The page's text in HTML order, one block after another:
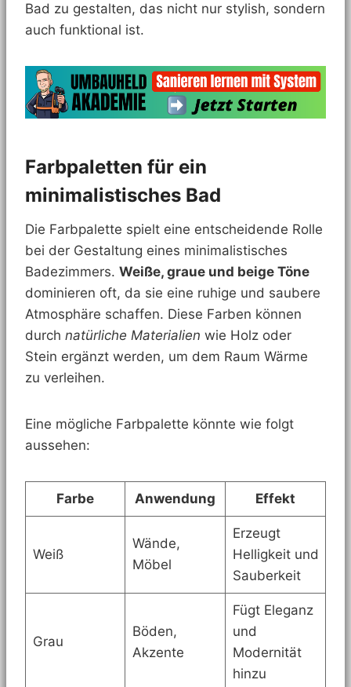
Bad zu gestalten, das nicht nur stylish, sondern
auch funktional ist.
Farbpaletten für ein
minimalistisches Bad
Die Farbpalette spielt eine entscheidende Rolle
bei der Gestaltung eines minimalistisches
Badezimmers. Weiße, graue und beige Töne
dominieren oft, da sie eine ruhige und saubere
Atmosphäre schaffen. Diese Farben können
durch natürliche Materialien wie Holz oder
Stein ergänzt werden, um dem Raum Wärme
zu verleihen.
Eine mögliche Farbpalette könnte wie folgt
aussehen:
Farbe Anwendung Effekt
Weiß
Wände,
Möbel
Erzeugt
Helligkeit und
Sauberkeit
Grau
Böden,
Akzente
Fügt Eleganz
und
Modernität
hinzu